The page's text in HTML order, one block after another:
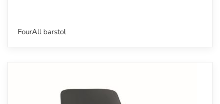
FourAll barstol